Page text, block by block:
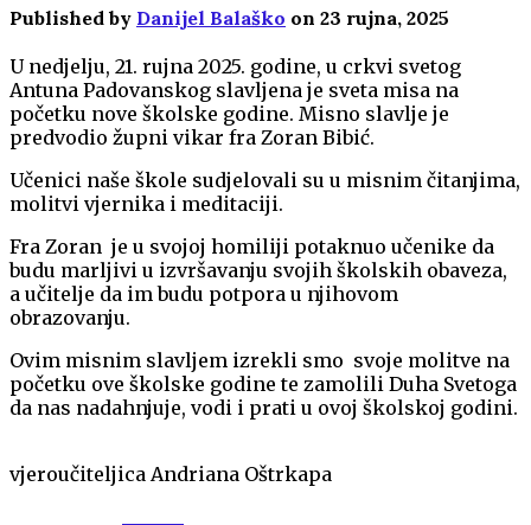
Published by Danijel Balaško on 23 rujna, 2025
U nedjelju, 21. rujna 2025. godine, u crkvi svetog
Antuna Padovanskog slavljena je sveta misa na
početku nove školske godine. Misno slavlje je
predvodio župni vikar fra Zoran Bibić.
Učenici naše škole sudjelovali su u misnim čitanjima,
molitvi vjernika i meditaciji.
Fra Zoran je u svojoj homiliji potaknuo učenike da
budu marljivi u izvršavanju svojih školskih obaveza,
a učitelje da im budu potpora u njihovom
obrazovanju.
Ovim misnim slavljem izrekli smo svoje molitve na
početku ove školske godine te zamolili Duha Svetoga
da nas nadahnjuje, vodi i prati u ovoj školskoj godini.
vjeroučiteljica Andriana Oštrkapa